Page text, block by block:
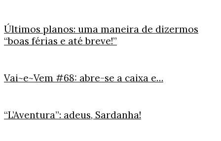
Últimos planos: uma maneira de dizermos
“boas férias e até breve!”
Vai~e~Vem #68: abre-se a caixa e…
“L’Aventura”: adeus, Sardanha!